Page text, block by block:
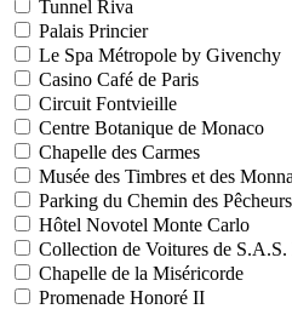
Tunnel Riva
Palais Princier
Le Spa Métropole by Givenchy
Casino Café de Paris
Circuit Fontvieille
Centre Botanique de Monaco
Chapelle des Carmes
Musée des Timbres et des
Parking du Chemin des Pêcheurs
Hôtel Novotel Monte Carlo
Collection de Voitures de
Chapelle de la Miséricorde
Promenade Honoré II